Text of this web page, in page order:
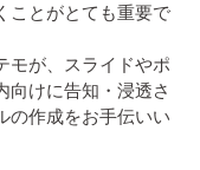
ことがとても重要で
モが、スライドやポ
向けに告知・浸透さ
の作成をお手伝いい